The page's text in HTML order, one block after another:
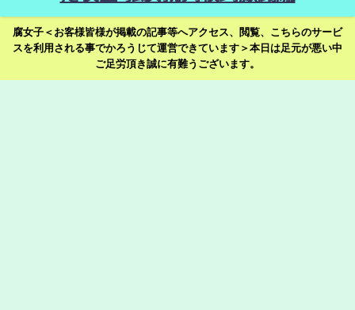
腐女子＜お客様皆様が掲載の記事等へアクセス、閲覧、こちらのサービ
スを利用される事でかろうじて運営できています＞本日は足元が悪い中
ご足労頂き誠に有難うございます。